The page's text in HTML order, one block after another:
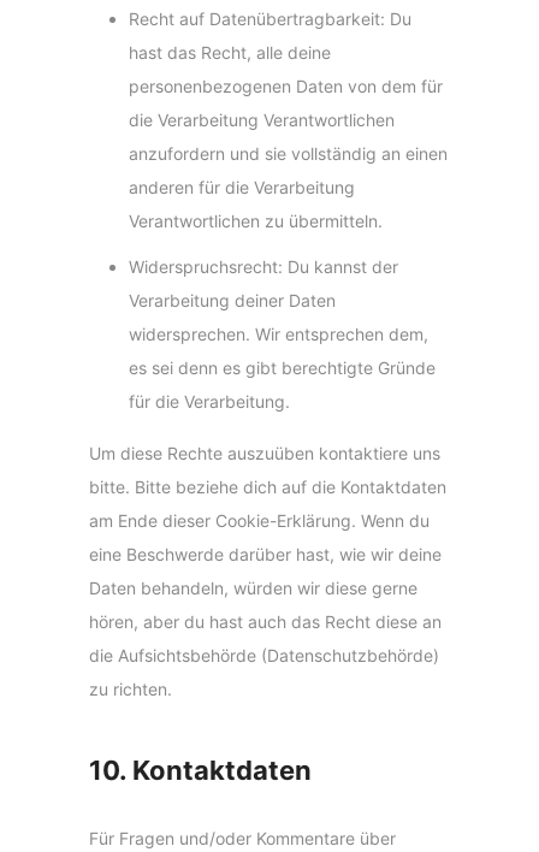
Recht auf Datenübertragbarkeit: Du
hast das Recht, alle deine
personenbezogenen Daten von dem für
die Verarbeitung Verantwortlichen
anzufordern und sie vollständig an einen
anderen für die Verarbeitung
Verantwortlichen zu übermitteln.
Widerspruchsrecht: Du kannst der
Verarbeitung deiner Daten
widersprechen. Wir entsprechen dem,
es sei denn es gibt berechtigte Gründe
für die Verarbeitung.
Um diese Rechte auszuüben kontaktiere uns
bitte. Bitte beziehe dich auf die Kontaktdaten
am Ende dieser Cookie-Erklärung. Wenn du
eine Beschwerde darüber hast, wie wir deine
Daten behandeln, würden wir diese gerne
hören, aber du hast auch das Recht diese an
die Aufsichtsbehörde (Datenschutzbehörde)
zu richten.
10. Kontaktdaten
Für Fragen und/oder Kommentare über